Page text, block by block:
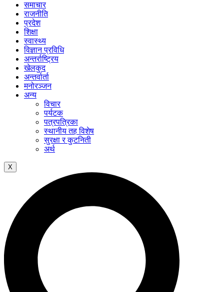
समाचार
राजनीति
प्रदेश
शिक्षा
स्वास्थ्य
विज्ञान प्रविधि
अन्तर्राष्ट्रिय
खेलकुद
अन्तर्वार्ता
मनोरञ्जन
अन्य
विचार
पर्यटक
पत्रपत्रिका
स्थानीय तह विशेष
सुरक्षा र कुटनिती
अर्थ
X